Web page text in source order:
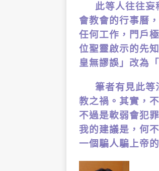
此等人往往
會教會的行事曆
任何工作，門戶
位聖靈啟示的先
皇無謬誤」改為
筆者有見此等
教之禍。其實，
不過是軟弱會犯
我的建議是，何
一個騙人騙上帝